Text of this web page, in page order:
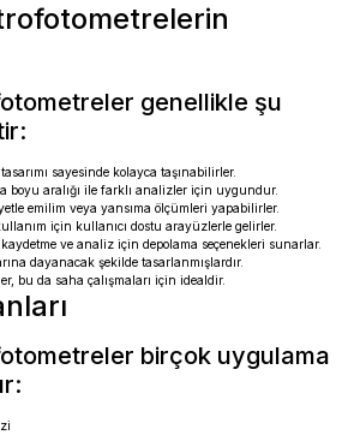
genellikle şu
sayesinde kolayca taşınabilirler.
boyu aralığı ile farklı analizler için uygundur.
emilim veya yansıma ölçümleri yapabilirler.
için kullanıcı dostu arayüzlerle gelirler.
ve analiz için depolama seçenekleri sunarlar.
dayanacak şekilde tasarlanmışlardır.
bu da saha çalışmaları için idealdir.
birçok uygulama